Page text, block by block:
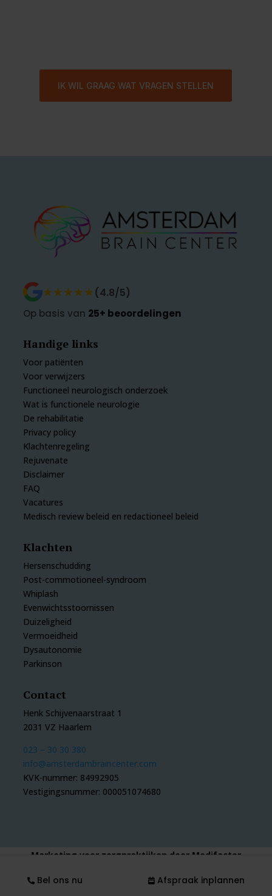
IK WIL GRAAG WAT VRAGEN STELLEN
★★★★★
★★★★★ (4.8/5)
Op basis van 25+ beoordelingen
Handige links
Voor patiënten
Voor verwijzers
Functioneel neurologisch onderzoek
Wat is functionele neurologie
De rehabilitatie
Privacy policy
Klachtenregeling
Rejuvenate
Disclaimer
FAQ
Vacatures
Medisch review beleid en redactioneel beleid
Klachten
Hersenschudding
Post-commotioneel-syndroom
Whiplash
Evenwichtsstoornissen
Duizeligheid
Vermoeidheid
Dysautonomie
Parkinson
Contact
Henk Schijvenaarstraat 1
2031 VZ Haarlem
023 – 30 30 380
info@amsterdambraincenter.com
KVK-nummer: 84992905
Vestigingsnummer: 000051074680
Bel ons nu Afspraak inplannen
Marketing voor zorgpraktijken door Medifactor
English